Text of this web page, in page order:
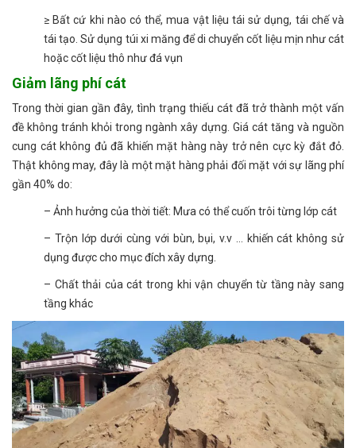
≥ Bất cứ khi nào có thể, mua vật liệu tái sử dụng, tái chế và
tái tạo. Sử dụng túi xi măng để di chuyển cốt liệu mịn như cát
hoặc cốt liệu thô như đá vụn
Giảm lãng phí cát
Trong thời gian gần đây, tình trạng thiếu cát đã trở thành một vấn
đề không tránh khỏi trong ngành xây dựng. Giá cát tăng và nguồn
cung cát không đủ đã khiến mặt hàng này trở nên cực kỳ đắt đỏ.
Thật không may, đây là một mặt hàng phải đối mặt với sự lãng phí
gần 40% do:
– Ảnh hưởng của thời tiết: Mưa có thể cuốn trôi từng lớp cát
– Trộn lớp dưới cùng với bùn, bụi, v.v … khiến cát không sử
dụng được cho mục đích xây dựng.
– Chất thải của cát trong khi vận chuyển từ tầng này sang
tầng khác